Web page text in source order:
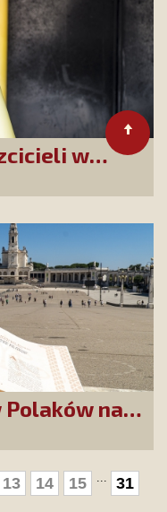
w
na
domu
13 14 15 31